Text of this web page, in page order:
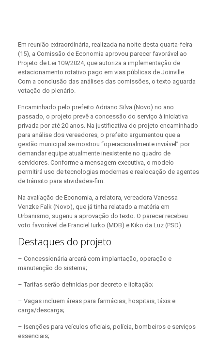
Em reunião extraordinária, realizada na noite desta quarta-feira
(15), a Comissão de Economia aprovou parecer favorável ao
Projeto de Lei 109/2024, que autoriza a implementação de
estacionamento rotativo pago em vias públicas de Joinville.
Com a conclusão das análises das comissões, o texto aguarda
votação do plenário.
Encaminhado pelo prefeito Adriano Silva (Novo) no ano
passado, o projeto prevê a concessão do serviço à iniciativa
privada por até 20 anos. Na justificativa do projeto encaminhado
para análise dos vereadores, o prefeito argumentou que a
gestão municipal se mostrou “operacionalmente inviável” por
demandar equipe atualmente inexistente no quadro de
servidores. Conforme a mensagem executiva, o modelo
permitirá uso de tecnologias modernas e realocação de agentes
de trânsito para atividades-fim.
Na avaliação de Economia, a relatora, vereadora Vanessa
Venzke Falk (Novo), que já tinha relatado a matéria em
Urbanismo, sugeriu a aprovação do texto. O parecer recebeu
voto favorável de Franciel Iurko (MDB) e Kiko da Luz (PSD).
Destaques do projeto
– Concessionária arcará com implantação, operação e
manutenção do sistema;
– Tarifas serão definidas por decreto e licitação;
– Vagas incluem áreas para farmácias, hospitais, táxis e
carga/descarga;
– Isenções para veículos oficiais, polícia, bombeiros e serviços
essenciais;